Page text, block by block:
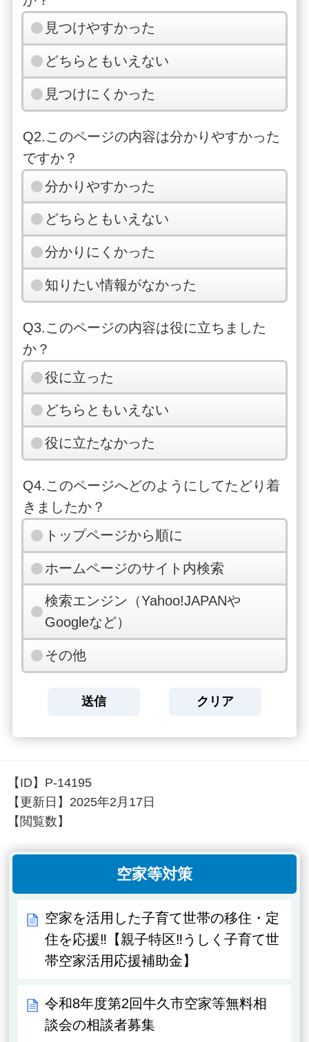
見つけやすかった
どちらともいえない
見つけにくかった
Q2.このページの内容は分かりやすかった
ですか？
分かりやすかった
どちらともいえない
分かりにくかった
知りたい情報がなかった
Q3.このページの内容は役に立ちました
か？
役に立った
どちらともいえない
役に立たなかった
Q4.このページへどのようにしてたどり着
きましたか？
トップページから順に
ホームページのサイト内検索
検索エンジン（Yahoo!JAPANや
Googleなど）
その他
【ID】 P-14195
【更新日】 2025年2月17日
【閲覧数】
空家等対策
空家を活用した子育て世帯の移住・定
住を応援‼【親子特区‼うしく子育て世
帯空家活用応援補助金】
令和8年度第2回牛久市空家等無料相
談会の相談者募集